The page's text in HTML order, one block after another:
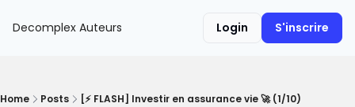
Decomplex Auteurs Login S'inscrire
Home Posts [⚡️ FLASH] Investir en assurance vie 🚀 (1/10)